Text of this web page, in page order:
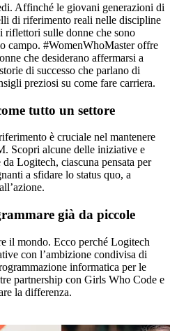
Affinché le giovani generazioni di
di riferimento reali nelle discipline
sulle donne che sono
campo. #WomenWhoMaster offre
che desiderano affermarsi a
di successo che parlano di
preziosi su come fare carriera.
tutto un settore
è cruciale nel mantenere
Scopri alcune delle iniziative e
Logitech, ciascuna pensata per
a sfidare lo status quo, a
già da piccole
il mondo. Ecco perché Logitech
con l’ambizione condivisa di
informatica per le
partnership con Girls Who Code e
la differenza.